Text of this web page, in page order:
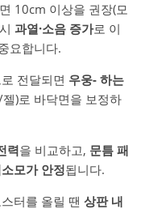
10cm 이상을 권장(모
시 과열·소음 증가로 이
요합니다.
전달되면 우웅- 하는
)로 바닥면을 보정하
력을 비교하고, 문틈 패
모가 안정됩니다.
터를 올릴 땐 상판 내